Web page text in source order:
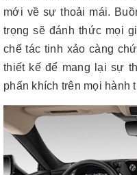
mới về sự thoải mái.
trọng sẽ đánh thức mọi
chế tác tinh xảo càng
thiết kế để mang lại sự
phấn khích trên mọi hành